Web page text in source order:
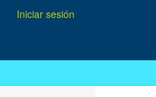
Iniciar sesión